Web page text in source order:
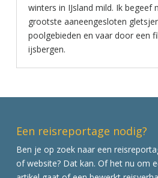
winters in IJsland mild. Ik begeef
grootste aaneengesloten
poolgebieden en vaar door een
ijsbergen.
Een reisreportage nodig?
Ben je op zoek naar een
of website? Dat kan. Of het nu om